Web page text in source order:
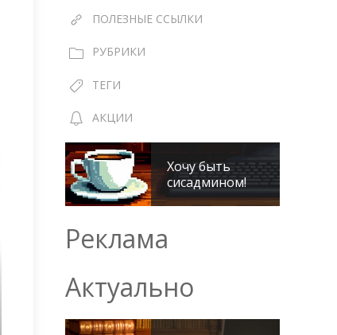
ПОЛЕЗНЫЕ ССЫЛКИ
РУБРИКИ
ТЕГИ
АКЦИИ
Хочу быть
сисадмином!
Реклама
Актуально